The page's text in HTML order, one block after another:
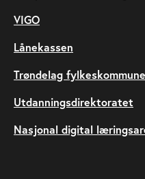
VIGO
Lånekassen
Trøndelag fylkeskommune
Utdanningsdirektoratet
Nasjonal digital